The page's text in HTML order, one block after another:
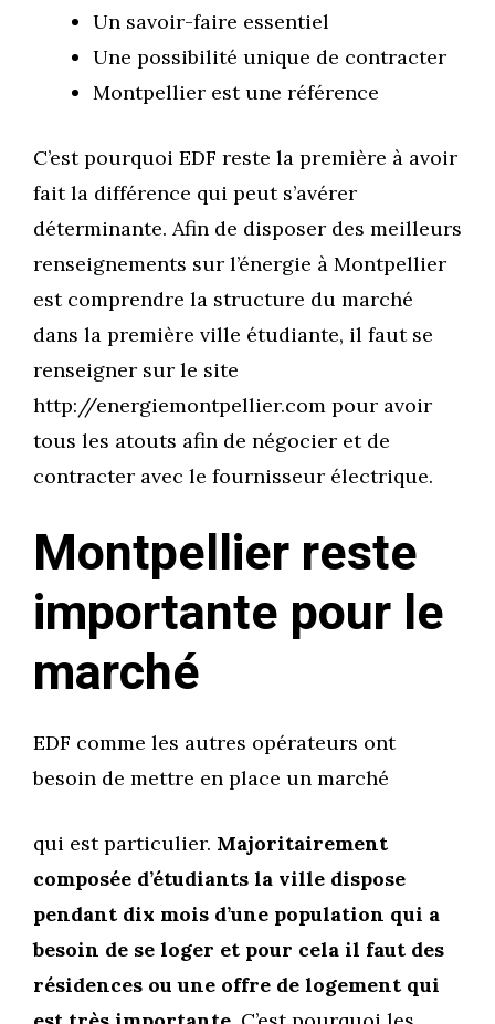
Un savoir-faire essentiel
Une possibilité unique de contracter
Montpellier est une référence
C’est pourquoi EDF reste la première à avoir
fait la différence qui peut s’avérer
déterminante. Afin de disposer des meilleurs
renseignements sur l’énergie à Montpellier
est comprendre la structure du marché
dans la première ville étudiante, il faut se
renseigner sur le site
http://energiemontpellier.com pour avoir
tous les atouts afin de négocier et de
contracter avec le fournisseur électrique.
Montpellier reste
importante pour le
marché
EDF comme les autres opérateurs ont
besoin de mettre en place un marché
qui est particulier. Majoritairement
composée d’étudiants la ville dispose
pendant dix mois d’une population qui a
besoin de se loger et pour cela il faut des
résidences ou une offre de logement qui